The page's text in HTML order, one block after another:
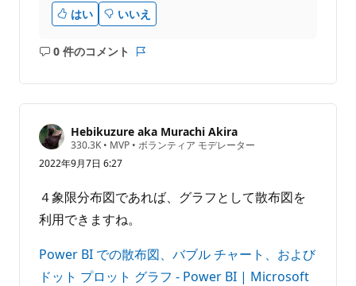
はい
いいえ
0 件のコメント
コ
ト
は
あ
り
せ
ト
Hebikuzure aka Murachi Akira
330.3K 評
の
イ
ン
ト
• MVP • ボランティア モデレーター
2022年9月7日 6:27
４象限分布図であれば、グラフとして散布図を
利用できますね。
Power BI での散布図、バブル チャート、および
ドット プロット グラフ - Power BI | Microsoft